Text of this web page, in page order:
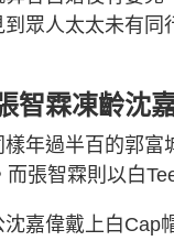
眾人太太未有
智霖凍齡沈
樣年過半百的郭
而張智霖則以白
沈嘉偉戴上白Cap